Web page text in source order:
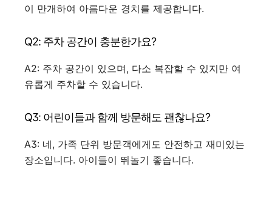
이 만개하여 아름다운 경치를 제공합니다.
Q2: 주차 공간이 충분한가요?
A2: 주차 공간이 있으며, 다소 복잡할 수 있지만 여
유롭게 주차할 수 있습니다.
Q3: 어린이들과 함께 방문해도 괜찮나요?
A3: 네, 가족 단위 방문객에게도 안전하고 재미있는
장소입니다. 아이들이 뛰놀기 좋습니다.